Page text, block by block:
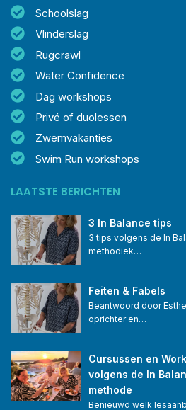
Schoolslag
Vlinderslag
Rugcrawl
Water Confidence
Dag workshops
Privé of duolessen
Zwemvakanties
Swim Run workshops
LAATSTE BERICHTEN
3 In Balance tips
3 tips volgens de In
methodiek…
Feiten & Fabels
Beantwoord door
oprichter en…
Cursussen en
volgens de In
methode
Benieuwd welk